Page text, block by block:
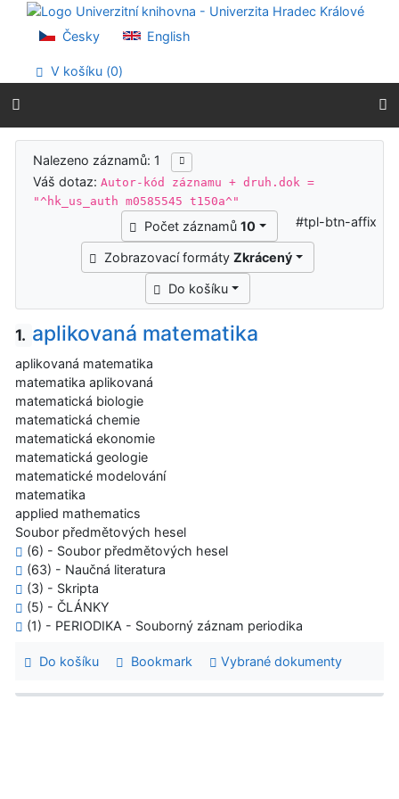
Přejít na obsah
Přejít na menu
Prohlášení o webové přístupnosti
Česky English
V košíku (0)
Výsledky vyhledávání
Nalezeno záznamů: 1
Váš dotaz:Autor-kód záznamu + druh.dok =
"^hk_us_auth m0585545 t150a^"
Počet záznamů 10
Zobrazovací formáty Zkrácený
Do košíku
#tpl-btn-affix
1. aplikovaná matematika
aplikovaná matematika
matematika aplikovaná
matematická biologie
matematická chemie
matematická ekonomie
matematická geologie
matematické modelování
matematika
applied mathematics
Soubor předmětových hesel
(6) - Soubor předmětových hesel
(63) - Naučná literatura
(3) - Skripta
(5) - ČLÁNKY
(1) - PERIODIKA - Souborný záznam periodika
Do košíku Bookmark Vybrané dokumenty